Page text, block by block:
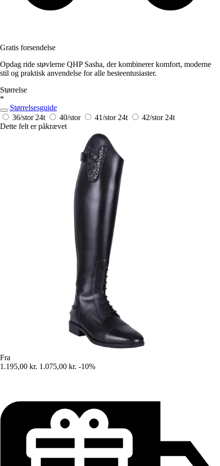
Gratis forsendelse
Opdag ride støvlerne QHP Sasha, der kombinerer komfort, moderne
stil og praktisk anvendelse for alle hesteentusiaster.
Størrelse
*
Størrelsesguide
36/stor24t 40/stor 41/stor24t 42/stor24t
Dette felt er påkrævet
Fra
1.195,00 kr. 1.075,00 kr. -10%